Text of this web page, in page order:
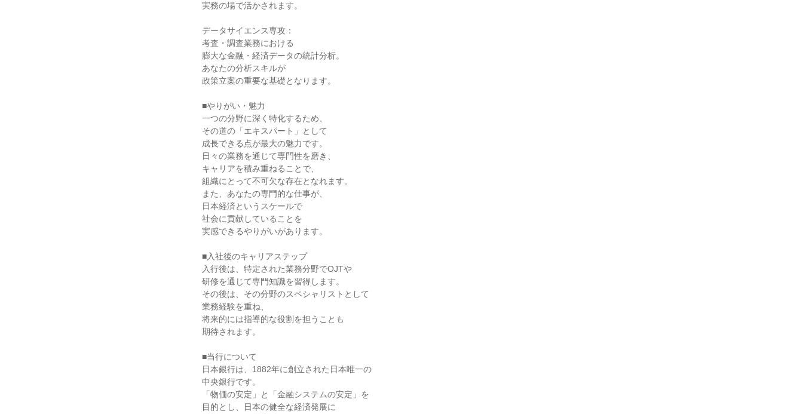
実務の場で活かされます。
データサイエンス専攻：
考査・調査業務における
膨大な金融・経済データの統計分析。
あなたの分析スキルが
政策立案の重要な基礎となります。
■やりがい・魅力
一つの分野に深く特化するため、
その道の「エキスパート」として
成長できる点が最大の魅力です。
日々の業務を通じて専門性を磨き、
キャリアを積み重ねることで、
組織にとって不可欠な存在となれます。
また、あなたの専門的な仕事が、
日本経済というスケールで
社会に貢献していることを
実感できるやりがいがあります。
■入社後のキャリアステップ
入行後は、特定された業務分野でOJTや
研修を通じて専門知識を習得します。
その後は、その分野のスペシャリストとして
業務経験を重ね、
将来的には指導的な役割を担うことも
期待されます。
■当行について
日本銀行は、1882年に創立された日本唯一の
中央銀行です。
「物価の安定」と「金融システムの安定」を
目的とし、日本の健全な経済発展に